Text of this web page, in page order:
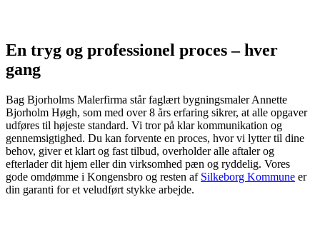
En tryg og professionel proces – hver
gang
Bag Bjorholms Malerfirma står faglært bygningsmaler Annette
Bjorholm Høgh, som med over 8 års erfaring sikrer, at alle opgaver
udføres til højeste standard. Vi tror på klar kommunikation og
gennemsigtighed. Du kan forvente en proces, hvor vi lytter til dine
behov, giver et klart og fast tilbud, overholder alle aftaler og
efterlader dit hjem eller din virksomhed pæn og ryddelig. Vores
gode omdømme i Kongensbro og resten af Silkeborg Kommune er
din garanti for et veludført stykke arbejde.